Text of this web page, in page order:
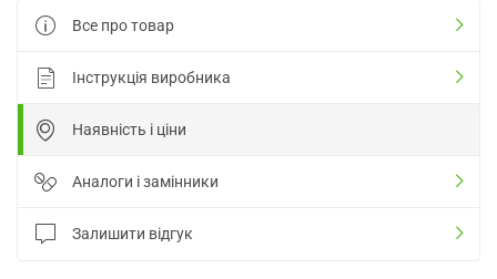
Все про товар
Інструкція виробника
Наявність і ціни
Аналоги і замінники
Залишити відгук